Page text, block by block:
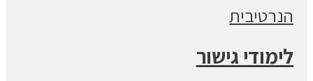
הנרטיבית
לימודי גישור